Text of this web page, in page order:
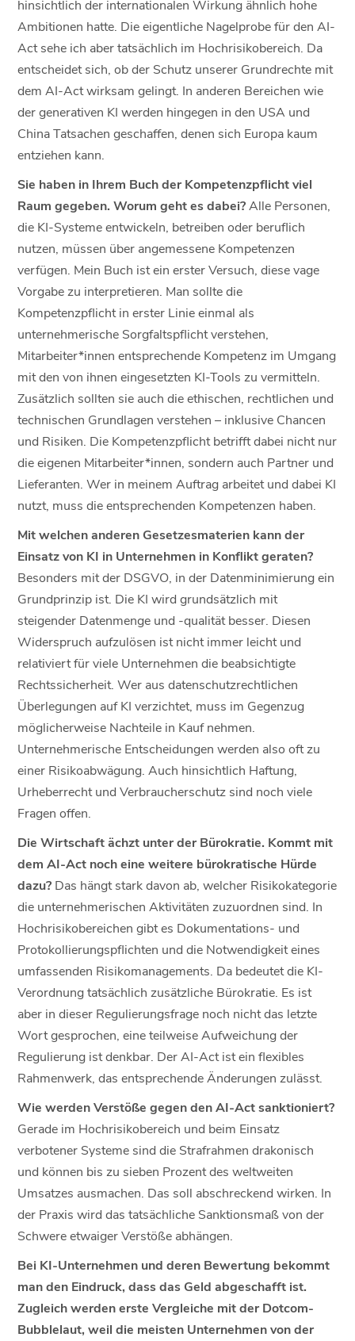
hinsichtlich der internationalen Wirkung ähnlich hohe
Ambitionen hatte. Die eigentliche Nagelprobe für den AI-
Act sehe ich aber tatsächlich im Hochrisikobereich. Da
entscheidet sich, ob der Schutz unserer Grundrechte mit
dem AI-Act wirksam gelingt. In anderen Bereichen wie
der generativen KI werden hingegen in den USA und
China Tatsachen geschaffen, denen sich Europa kaum
entziehen kann.
Sie haben in Ihrem Buch der Kompetenzpflicht viel
Raum gegeben. Worum geht es dabei? Alle Personen,
die KI-Systeme entwickeln, betreiben oder beruflich
nutzen, müssen über angemessene Kompetenzen
verfügen. Mein Buch ist ein erster Versuch, diese vage
Vorgabe zu interpretieren. Man sollte die
Kompetenzpflicht in erster Linie einmal als
unternehmerische Sorgfaltspflicht verstehen,
Mitarbeiter*innen entsprechende Kompetenz im Umgang
mit den von ihnen eingesetzten KI-Tools zu vermitteln.
Zusätzlich sollten sie auch die ethischen, rechtlichen und
technischen Grundlagen verstehen – inklusive Chancen
und Risiken. Die Kompetenzpflicht betrifft dabei nicht nur
die eigenen Mitarbeiter*innen, sondern auch Partner und
Lieferanten. Wer in meinem Auftrag arbeitet und dabei KI
nutzt, muss die entsprechenden Kompetenzen haben.
Mit welchen anderen Gesetzesmaterien kann der
Einsatz von KI in Unternehmen in Konflikt geraten?
Besonders mit der DSGVO, in der Datenminimierung ein
Grundprinzip ist. Die KI wird grundsätzlich mit
steigender Datenmenge und -qualität besser. Diesen
Widerspruch aufzulösen ist nicht immer leicht und
relativiert für viele Unternehmen die beabsichtigte
Rechtssicherheit. Wer aus datenschutzrechtlichen
Überlegungen auf KI verzichtet, muss im Gegenzug
möglicherweise Nachteile in Kauf nehmen.
Unternehmerische Entscheidungen werden also oft zu
einer Risikoabwägung. Auch hinsichtlich Haftung,
Urheberrecht und Verbraucherschutz sind noch viele
Fragen offen.
Die Wirtschaft ächzt unter der Bürokratie. Kommt mit
dem AI-Act noch eine weitere bürokratische Hürde
dazu? Das hängt stark davon ab, welcher Risikokategorie
die unternehmerischen Aktivitäten zuzuordnen sind. In
Hochrisikobereichen gibt es Dokumentations- und
Protokollierungspflichten und die Notwendigkeit eines
umfassenden Risikomanagements. Da bedeutet die KI-
Verordnung tatsächlich zusätzliche Bürokratie. Es ist
aber in dieser Regulierungsfrage noch nicht das letzte
Wort gesprochen, eine teilweise Aufweichung der
Regulierung ist denkbar. Der AI-Act ist ein flexibles
Rahmenwerk, das entsprechende Änderungen zulässt.
Wie werden Verstöße gegen den AI-Act sanktioniert?
Gerade im Hochrisikobereich und beim Einsatz
verbotener Systeme sind die Strafrahmen drakonisch
und können bis zu sieben Prozent des weltweiten
Umsatzes ausmachen. Das soll abschreckend wirken. In
der Praxis wird das tatsächliche Sanktionsmaß von der
Schwere etwaiger Verstöße abhängen.
Bei KI-Unternehmen und deren Bewertung bekommt
man den Eindruck, dass das Geld abgeschafft ist.
Zugleich werden erste Vergleiche mit der Dotcom-
Bubblelaut, weil die meisten Unternehmen von der